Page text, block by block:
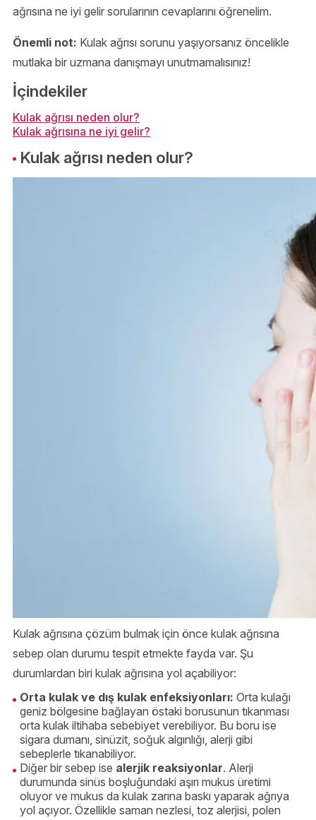
ağrısına ne iyi gelir sorularının cevaplarını öğrenelim.
Önemli not: Kulak ağrısı sorunu yaşıyorsanız öncelikle
mutlaka bir uzmana danışmayı unutmamalısınız!
İçindekiler
Kulak ağrısı neden olur?
Kulak ağrısına ne iyi gelir?
Kulak ağrısı neden olur?
Kulak ağrısına çözüm bulmak için önce kulak ağrısına
sebep olan durumu tespit etmekte fayda var. Şu
durumlardan biri kulak ağrısına yol açabiliyor:
Orta kulak ve dış kulak enfeksiyonları: Orta kulağı
geniz bölgesine bağlayan östaki borusunun tıkanması
orta kulak iltihaba sebebiyet verebiliyor. Bu boru ise
sigara dumanı, sinüzit, soğuk algınlığı, alerji gibi
sebeplerle tıkanabiliyor.
Diğer bir sebep ise alerjik reaksiyonlar. Alerji
durumunda sinüs boşluğundaki aşırı mukus üretimi
oluyor ve mukus da kulak zarına baskı yaparak ağrıya
yol açıyor. Özellikle saman nezlesi, toz alerjisi, polen